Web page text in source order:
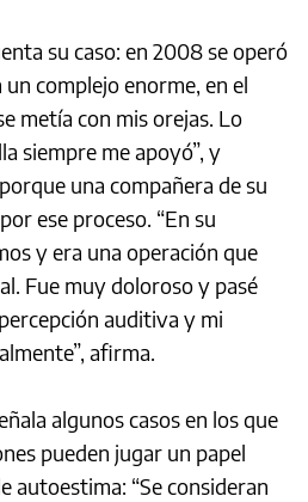
su caso: en 2008 se operó
complejo enorme, en el
metía con mis orejas. Lo
siempre me apoyó”, y
una compañera de su
ese proceso. “En su
y era una operación que
Fue muy doloroso y pasé
auditiva y mi
afirma.
algunos casos en los que
pueden jugar un papel
autoestima: “Se consideran